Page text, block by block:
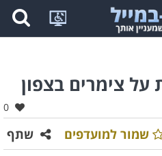
צימרים בצפון
0
שתף שמור למועדפים